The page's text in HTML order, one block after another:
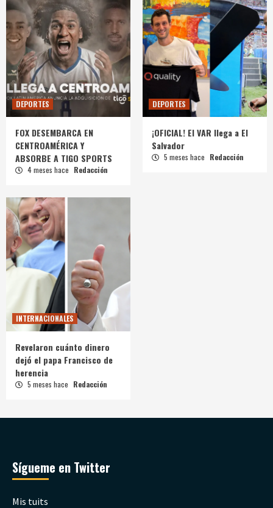
DEPORTES
FOX DESEMBARCA EN
CENTROAMÉRICA Y
ABSORBE A TIGO SPORTS
4 meses hace Redacción
DEPORTES
¡OFICIAL! El VAR llega a El
Salvador
5 meses hace Redacción
INTERNACIONALES
Revelaron cuánto dinero
dejó el papa Francisco de
herencia
5 meses hace Redacción
Sígueme en Twitter
Mis tuits